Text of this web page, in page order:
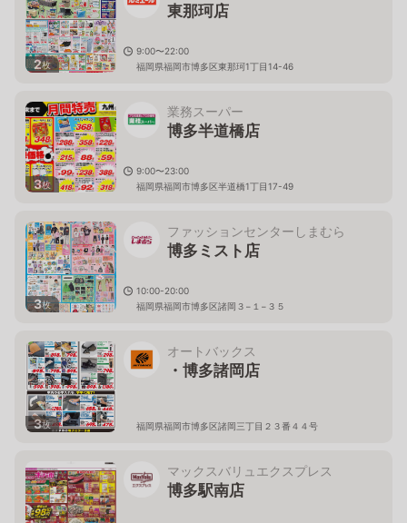
2枚
東那珂店
9:00〜22:00
福岡県福岡市博多区東那珂1丁目14-46
3枚
業務スーパー
博多半道橋店
9:00〜23:00
福岡県福岡市博多区半道橋1丁目17-49
3枚
ファッションセンターしまむら
博多ミスト店
10:00-20:00
福岡県福岡市博多区諸岡３−１−３５
3枚
オートバックス
・博多諸岡店
福岡県福岡市博多区諸岡三丁目２３番４４号
マックスバリュエクスプレス
博多駅南店